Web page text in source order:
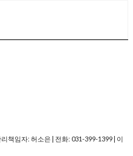
책임자: 허소은 | 전화: 031-399-1399 | 이